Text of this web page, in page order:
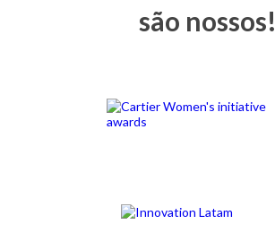
são nossos!